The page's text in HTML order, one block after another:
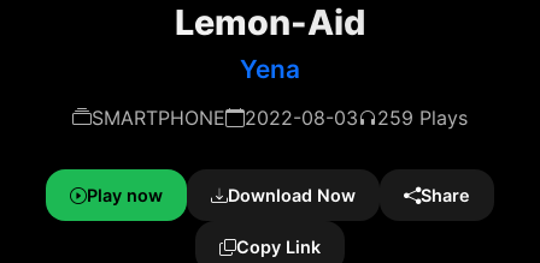
Lemon-Aid
Yena
SMARTPHONE 2022-08-03 259 Plays
Play now Download Now Share
Copy Link